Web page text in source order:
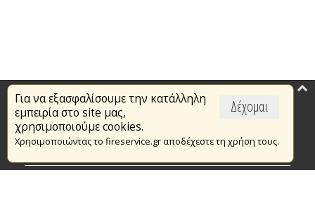
Δέχομαι
Για να εξασφαλίσουμε την κατάλληλη
εμπειρία στο site μας,
χρησιμοποιούμε cookies.
Χρησιμοποιώντας το fireservice.gr αποδέχεστε τη χρήση τους.
Επικαιρότητα
Το Πυροσβεστικό Σώμα